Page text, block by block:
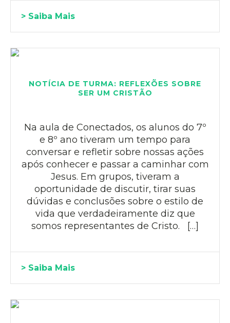
> Saiba Mais
NOTÍCIA DE TURMA: REFLEXÕES SOBRE
SER UM CRISTÃO
Na aula de Conectados, os alunos do 7º
e 8º ano tiveram um tempo para
conversar e refletir sobre nossas ações
após conhecer e passar a caminhar com
Jesus. Em grupos, tiveram a
oportunidade de discutir, tirar suas
dúvidas e conclusões sobre o estilo de
vida que verdadeiramente diz que
somos representantes de Cristo. […]
> Saiba Mais